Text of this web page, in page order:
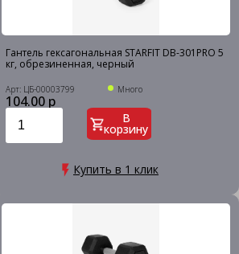
Гантель гексагональная STARFIT DB-301PRO 5
кг, обрезиненная, черный
Арт: ЦБ-00003799 Много
104.00 р
В
корзину
Купить в 1 клик